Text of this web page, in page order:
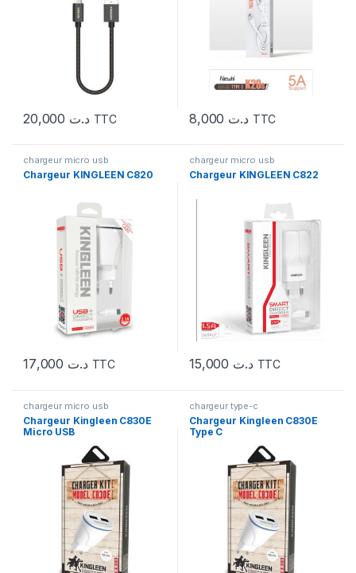
د.ت TTC د.ت TTC
chargeur micro usb
Chargeur KINGLEEN C820
د.ت TTC
chargeur micro usb
Chargeur KINGLEEN C822
د.ت TTC
chargeur micro usb
Chargeur Kingleen C830E
Micro USB
chargeur type-c
Chargeur Kingleen C830E
Type C